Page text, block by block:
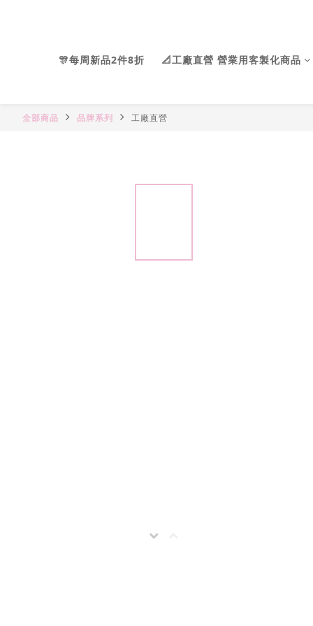
🎊每周新品2件8折 📐工廠直營 營業用客製化商品
全部商品 品牌系列 工廠直營